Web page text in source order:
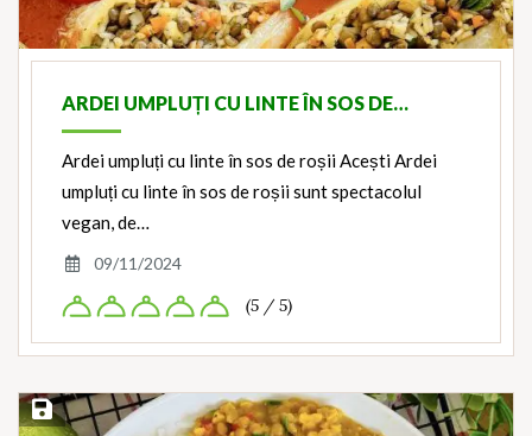
ARDEI UMPLUȚI CU LINTE ÎN SOS DE…
Ardei umpluți cu linte în sos de roșii Acești Ardei
umpluți cu linte în sos de roșii sunt spectacolul
vegan, de…
09/11/2024
(5 / 5)
Save Recipe